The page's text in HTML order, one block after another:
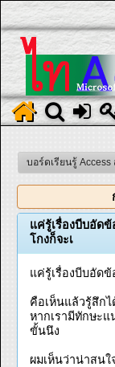
บอร์ดเรียนรู้
แค่รู้เรื่องบีบอัดข้
โกงก็จะเ
แค่รู้เรื่องบีบอัดข้
คือเห็นแล้วรู้สึก
หากเรามีทักษะแ
ขั้นนึง
ผมเห็นว่าน่าสนใ